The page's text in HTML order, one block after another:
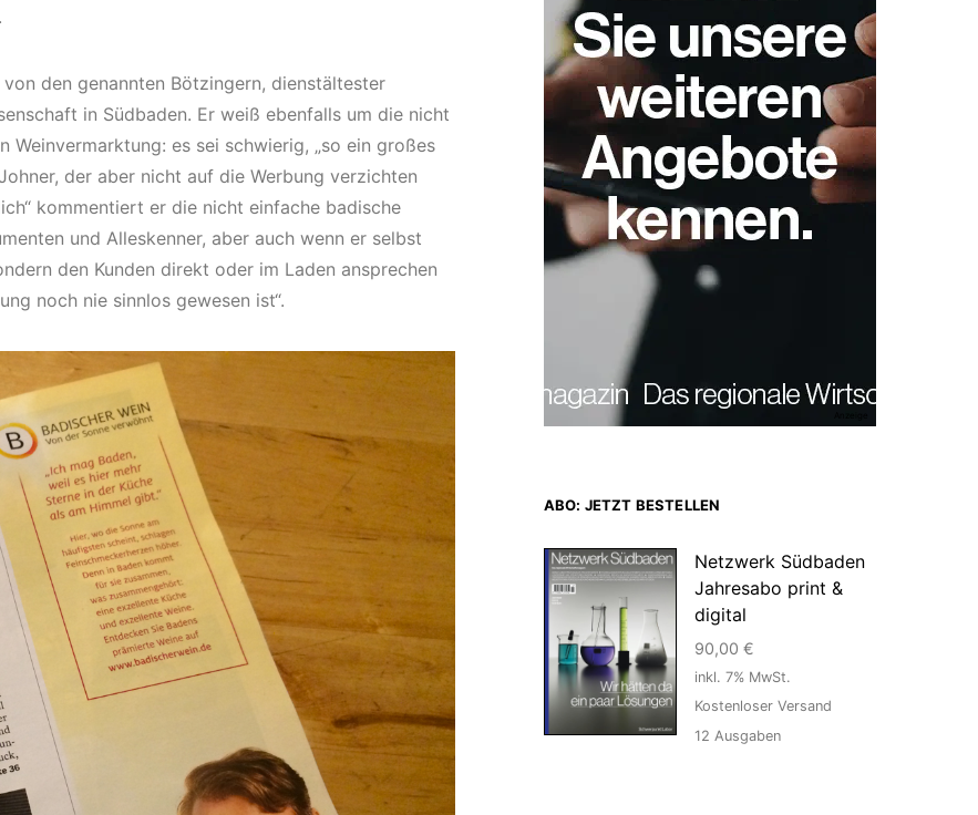
den genannten Bötzingern, dienstältester
in Südbaden. Er weiß ebenfalls um die nicht
Weinvermarktung: es sei schwierig, „so ein großes
der aber nicht auf die Werbung verzichten
kommentiert er die nicht einfache badische
und Alleskenner, aber auch wenn er selbst
den Kunden direkt oder im Laden ansprechen
noch nie sinnlos gewesen ist“.
ABO: JETZT BESTELLEN
Netzwerk Südbaden
Jahresabo print &
digital
90,00 €
inkl. 7% MwSt.
Kostenloser Versand
12 Ausgaben